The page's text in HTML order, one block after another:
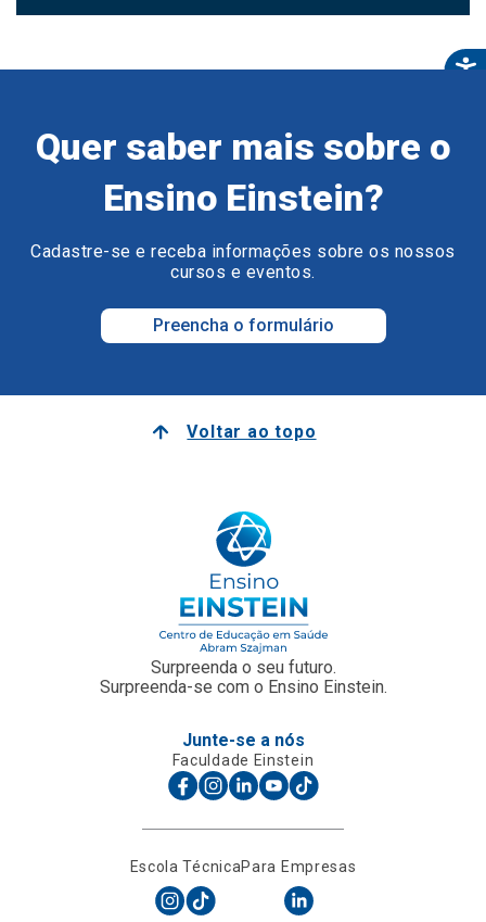
Quer saber mais sobre o
Ensino Einstein?
Cadastre-se e receba informações sobre os nossos
cursos e eventos.
Preencha o formulário
Voltar ao topo
Surpreenda o seu futuro.
Surpreenda-se com o Ensino Einstein.
Junte-se a nós
Faculdade Einstein
Escola TécnicaPara Empresas